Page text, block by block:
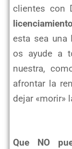
clientes con
esta sea una
os ayude a
nuestra,
afrontar la
dejar «morir»
Que NO